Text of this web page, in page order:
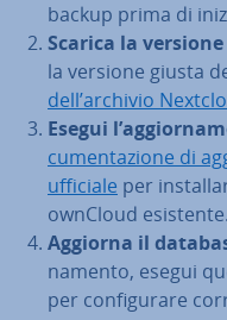
backup prima di
Scarica la
la versione giusta
dell’archivio
Esegui
cu­men­ta­zio­ne di
ufficiale per
ownCloud esistente.
Aggiorna il
na­men­to, esegui
per con­fi­gu­ra­re